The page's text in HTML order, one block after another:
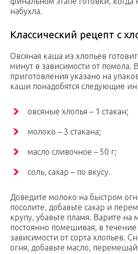
набухла.
Классический рецепт с
Овсяная каша из хлопьев
минут в зависимости от помола.
приготовления указано на
каши понадобятся следующие
овсяные хлопья – 1 стакан;
молоко – 3 стакана;
масло сливочное – 50 г;
соль, сахар – по вкусу.
Доведите молоко на быстром
посолите, добавьте сахар и
крупу, убавьте пламя. Варите на
постоянно помешивая, в
зависимости от сорта хлопьев.
огня, добавьте масло,